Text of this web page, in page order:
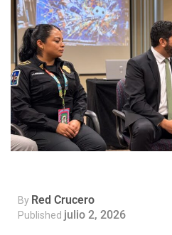
By Red Crucero
Published julio 2, 2026